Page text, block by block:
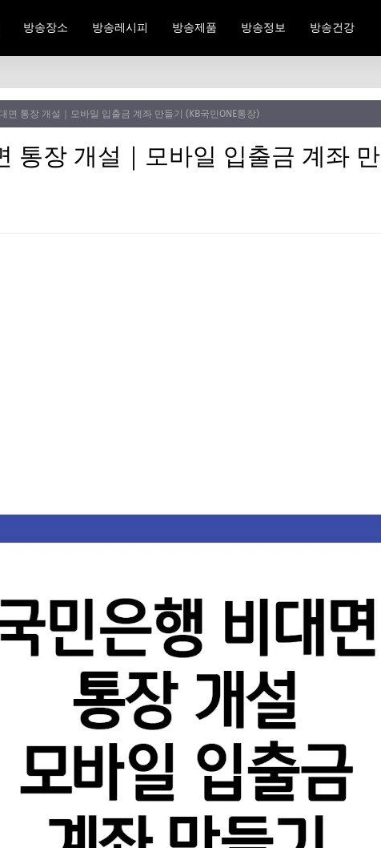
방송장소 방송레시피 방송제품 방송정보 방송건강
면 통장 개설｜모바일 입출금 계좌 만들기 (KB국민ONE통장)
통장 개설｜모바일 입출금 계좌